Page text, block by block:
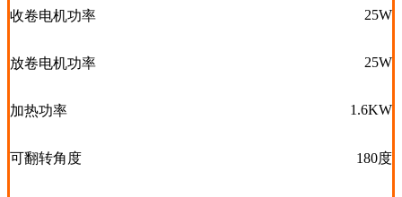
收卷电机功率 25W
放卷电机功率 25W
加热功率 1.6KW
可翻转角度 180度